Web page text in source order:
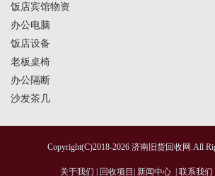
饭店宾馆物资
办公电脑
饭店设备
老板桌椅
办公隔断
沙发茶几
Copyright(C)2018-2026 济南旧货回收网.All
关于我们 回收项目 新闻中心| 联系我们